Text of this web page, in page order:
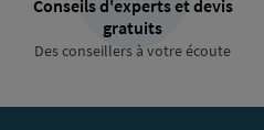
Conseils d'experts et devis
gratuits
Des conseillers à votre écoute